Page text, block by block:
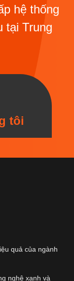
hệ thống
tại Trung
tôi
quả của ngành
nghệ xanh và